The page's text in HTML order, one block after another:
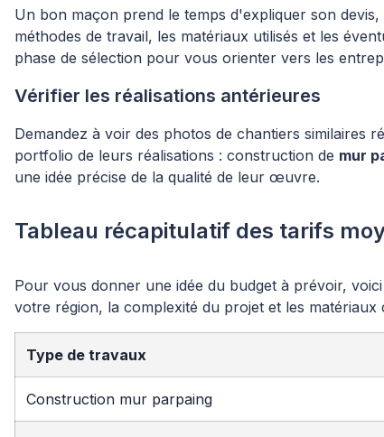
Un bon maçon prend le temps d'expliquer son
méthodes de travail, les matériaux utilisés et les
phase de sélection pour vous orienter vers les
Vérifier les réalisations antérieures
Demandez à voir des photos de chantiers similaires
portfolio de leurs réalisations : construction de mur
une idée précise de la qualité de leur œuvre.
Tableau récapitulatif des tarifs
Pour vous donner une idée du budget à prévoir,
votre région, la complexité du projet et les matériaux
Type de travaux
Construction mur parpaing